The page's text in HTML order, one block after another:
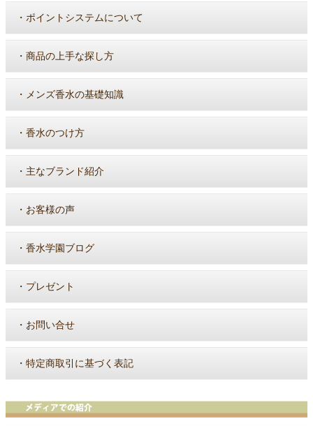
・ ポイントシステムについて
・ 商品の上手な探し方
・ メンズ香水の基礎知識
・ 香水のつけ方
・ 主なブランド紹介
・ お客様の声
・ 香水学園ブログ
・ プレゼント
・ お問い合せ
・ 特定商取引に基づく表記